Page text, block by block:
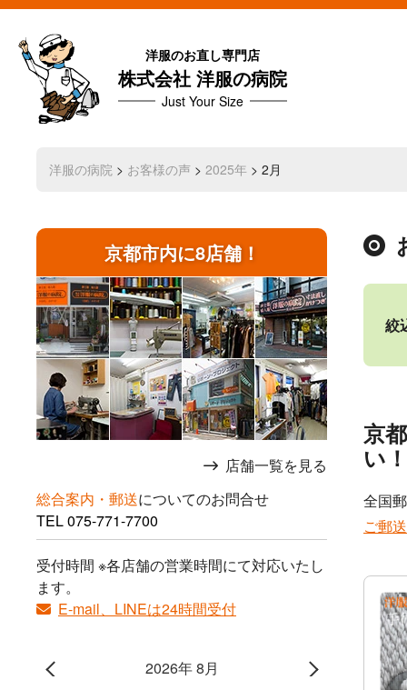
洋服のお直し専門店
株式会社 洋服の病院
Just Your Size
洋服の病院 > お客様の声 > 2025年 > 2月
京都市内に8店舗！
店舗一覧を見る
総合案内・郵送についてのお問合せ
TEL075-771-7700
受付時間 ※各店舗の営業時間にて対応いたし
ます。
E-mail、LINEは24時間受付
2026年 8月
絞
京
い！
全国
ご郵